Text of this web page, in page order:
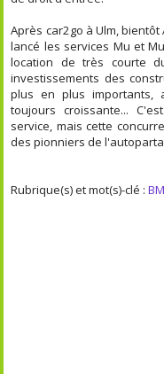
Après car2go à Ulm,
lancé les services Mu et
location de très courte
investissements des
plus en plus importants,
toujours croissante...
service, mais cette
des pionniers de
Rubrique(s) et mot(s)-clé :